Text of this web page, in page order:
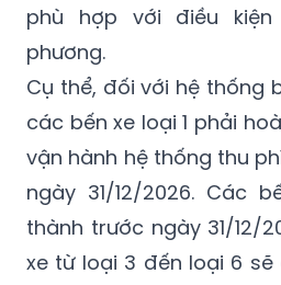
phù hợp với điều
phương.
Cụ thể, đối với hệ thống
các bến xe loại 1 phải
vận hành hệ thống thu
ngày 31/12/2026. Các
thành trước ngày 31/12/
xe từ loại 3 đến loại 6 sẽ